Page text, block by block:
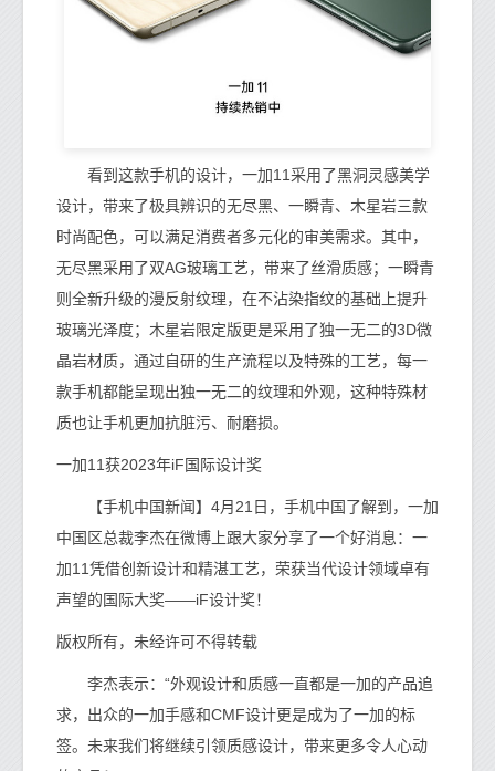
看到这款手机的设计，一加11采用了黑洞灵感美学
设计，带来了极具辨识的无尽黑、一瞬青、木星岩三款
时尚配色，可以满足消费者多元化的审美需求。其中，
无尽黑采用了双AG玻璃工艺，带来了丝滑质感；一瞬青
则全新升级的漫反射纹理，在不沾染指纹的基础上提升
玻璃光泽度；木星岩限定版更是采用了独一无二的3D微
晶岩材质，通过自研的生产流程以及特殊的工艺，每一
款手机都能呈现出独一无二的纹理和外观，这种特殊材
质也让手机更加抗脏污、耐磨损。
一加11获2023年iF国际设计奖
【手机中国新闻】4月21日，手机中国了解到，一加
中国区总裁李杰在微博上跟大家分享了一个好消息：一
加11凭借创新设计和精湛工艺，荣获当代设计领域卓有
声望的国际大奖——iF设计奖！
版权所有，未经许可不得转载
李杰表示：“外观设计和质感一直都是一加的产品追
求，出众的一加手感和CMF设计更是成为了一加的标
签。未来我们将继续引领质感设计，带来更多令人心动